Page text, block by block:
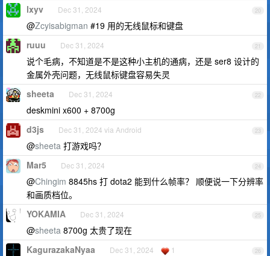
20
lxyv Dec 31, 2024
@Zcyisabigman #19 用的无线鼠标和键盘
21
ruuu Dec 31, 2024
说个毛病，不知道是不是这种小主机的通病，还是 ser8 设计的
金属外壳问题，无线鼠标键盘容易失灵
22
sheeta Dec 31, 2024
deskmini x600 + 8700g
23
d3js Dec 31, 2024 via Android
@sheeta 打游戏吗？
24
Mar5 Dec 31, 2024
@Chingim 8845hs 打 dota2 能到什么帧率？ 顺便说一下分辨率
和画质档位。
25
YOKAMIA Dec 31, 2024
@sheeta 8700g 太贵了现在
26
KagurazakaNyaa Dec 31, 2024 1